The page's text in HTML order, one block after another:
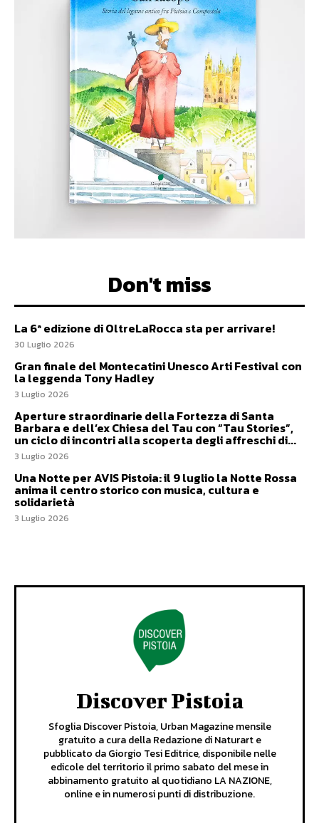
Don't miss
La 6ª edizione di OltreLaRocca sta per arrivare!
30 Luglio 2026
Gran finale del Montecatini Unesco Arti Festival con
la leggenda Tony Hadley
3 Luglio 2026
Aperture straordinarie della Fortezza di Santa
Barbara e dell’ex Chiesa del Tau con “Tau Stories”,
un ciclo di incontri alla scoperta degli affreschi di...
3 Luglio 2026
Una Notte per AVIS Pistoia: il 9 luglio la Notte Rossa
anima il centro storico con musica, cultura e
solidarietà
3 Luglio 2026
Discover Pistoia
Sfoglia Discover Pistoia, Urban Magazine mensile
gratuito a cura della Redazione di Naturart e
pubblicato da Giorgio Tesi Editrice, disponibile nelle
edicole del territorio il primo sabato del mese in
abbinamento gratuito al quotidiano LA NAZIONE,
online e in numerosi punti di distribuzione.